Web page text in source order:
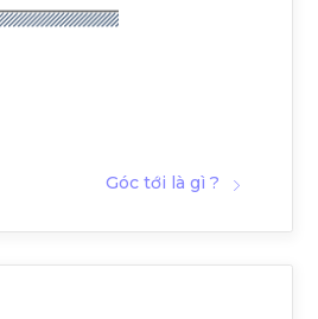
Góc tới là gì ?